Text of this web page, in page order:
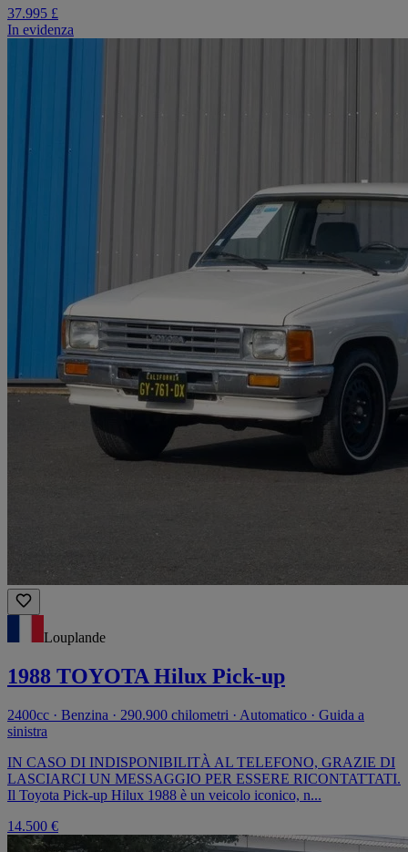
37.995 £
In evidenza
Louplande
1988 TOYOTA Hilux Pick-up
2400cc · Benzina · 290.900 chilometri · Automatico · Guida a
sinistra
IN CASO DI INDISPONIBILITÀ AL TELEFONO, GRAZIE DI
LASCIARCI UN MESSAGGIO PER ESSERE RICONTATTATI.
Il Toyota Pick-up Hilux 1988 è un veicolo iconico, n...
14.500 €